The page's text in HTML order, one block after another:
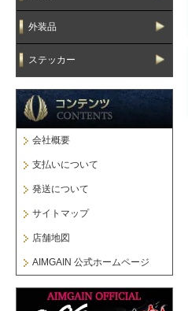
外装品
ステッカー
会社概要
支払いについて
発送について
サイトマップ
店舗地図
AIMGAIN 公式ホームページ